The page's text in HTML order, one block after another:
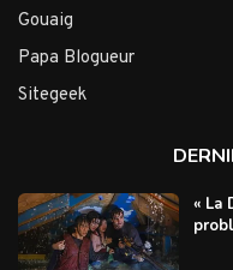
Gouaig
Papa Blogueur
Sitegeek
« La